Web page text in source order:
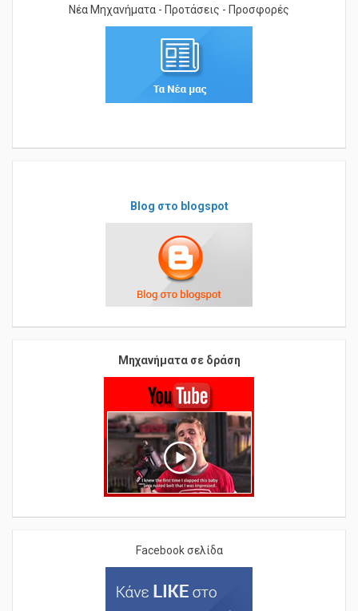
Νέα Μηχανήματα - Προτάσεις - Προσφορές
Blog στο blogspot
Μηχανήματα σε δράση
Facebook σελίδα